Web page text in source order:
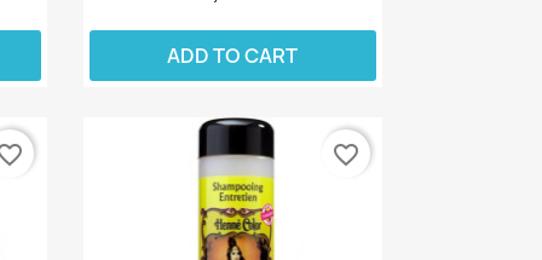
ADD TO CART
favorite_border